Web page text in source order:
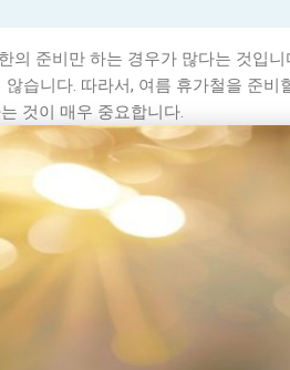
준비만 하는 경우가 많다는 것입니
습니다. 따라서, 여름 휴가철을 준비
것이 매우 중요합니다.